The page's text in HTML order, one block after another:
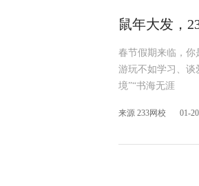
春节假期来临，你
游玩不如学习、谈
境”“书海无涯
来源 233网校 01-20